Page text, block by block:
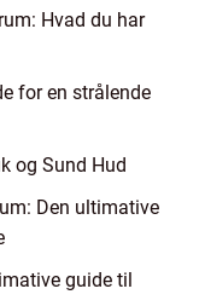
Hvad du har
for en strålende
og Sund Hud
Den ultimative
guide til